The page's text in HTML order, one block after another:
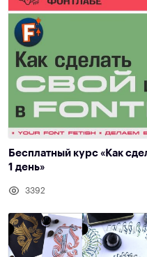
Бесплатный курс «Как
1 день»
3392